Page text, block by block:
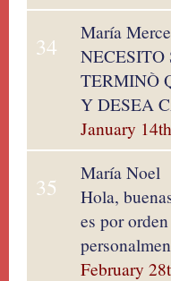
34
María
TERMINÒ
Y DESEA
January
35
María Noel
Hola,
es por
February